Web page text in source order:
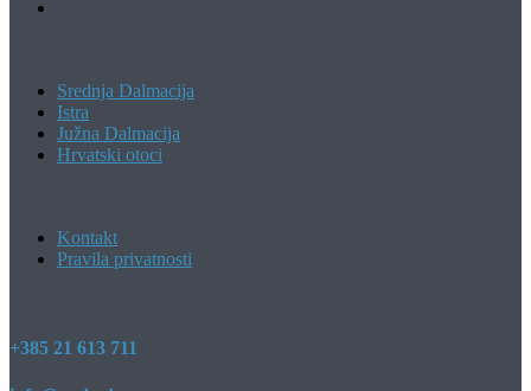
Srednja Dalmacija
Istra
Južna Dalmacija
Hrvatski otoci
Kontakt
Pravila privatnosti
+385 21 613 711